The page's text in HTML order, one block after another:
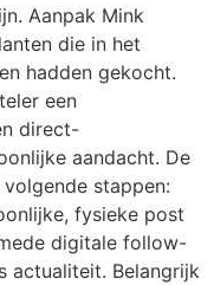
Aanpak Mink
die in het
hadden gekocht.
een
direct-
aandacht. De
stappen:
fysieke post
digitale follow-
actualiteit. Belangrijk